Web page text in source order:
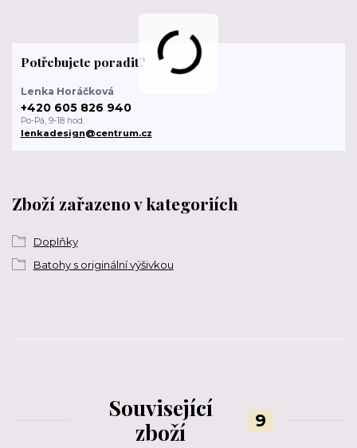
Zboží zařazeno v kategoriích
Doplňky
Batohy s originální výšivkou
Potřebujete poradit?
Lenka Horáčková
+420 605 826 940
Po-Pá, 9-18 hod.
lenkadesign@centrum.cz
Související
zboží
9